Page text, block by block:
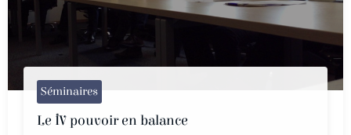
Séminaires
Le IV pouvoir en balance